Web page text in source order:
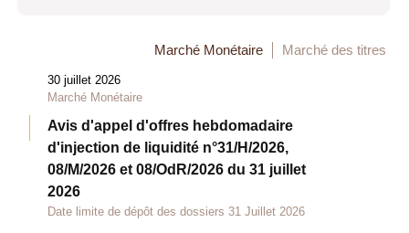
Marché Monétaire Marché des titres
30 juillet 2026
Marché Monétaire
Avis d'appel d'offres hebdomadaire
d'injection de liquidité n°31/H/2026,
08/M/2026 et 08/OdR/2026 du 31 juillet
2026
Date limite de dépôt des dossiers 31 Juillet 2026